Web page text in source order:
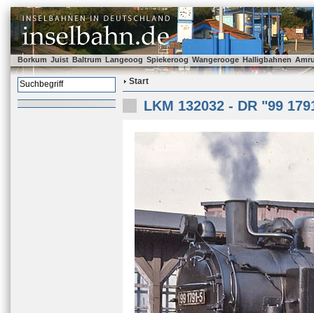
Borkum Juist Baltrum Langeoog Spiekeroog Wangerooge Halligbahnen
Start
LKM 132032 - DR "99